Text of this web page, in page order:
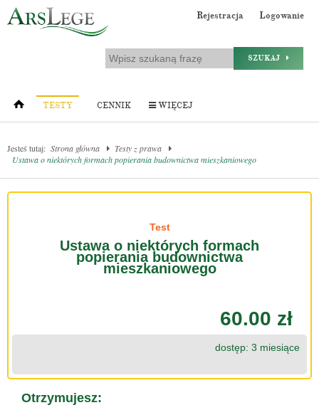
Rejestracja Logowanie
SZUKAJ
TESTY CENNIK WIĘCEJ
Jesteś tutaj: Strona główna
Testy z prawa
Ustawa o niektórych formach popierania budownictwa mieszkaniowego
Test
Ustawa o niektórych formach
popierania budownictwa
mieszkaniowego
60.00 zł
dostęp: 3 miesiące
Otrzymujesz: